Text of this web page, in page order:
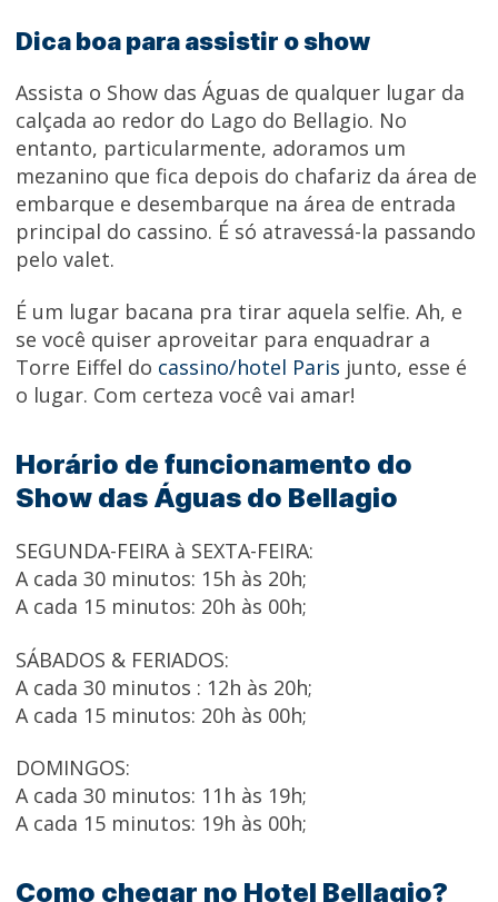
Dica boa para assistir o show
Assista o Show das Águas de qualquer lugar da
calçada ao redor do Lago do Bellagio. No
entanto, particularmente, adoramos um
mezanino que fica depois do chafariz da área de
embarque e desembarque na área de entrada
principal do cassino. É só atravessá-la passando
pelo valet.
É um lugar bacana pra tirar aquela selfie. Ah, e
se você quiser aproveitar para enquadrar a
Torre Eiffel do cassino/hotel Paris junto, esse é
o lugar. Com certeza você vai amar!
Horário de funcionamento do
Show das Águas do Bellagio
SEGUNDA-FEIRA à SEXTA-FEIRA:
A cada 30 minutos: 15h às 20h;
A cada 15 minutos: 20h às 00h;
SÁBADOS & FERIADOS:
A cada 30 minutos : 12h às 20h;
A cada 15 minutos: 20h às 00h;
DOMINGOS:
A cada 30 minutos: 11h às 19h;
A cada 15 minutos: 19h às 00h;
Como chegar no Hotel Bellagio?